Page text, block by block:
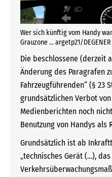
Wer sich künftig vom Handy
Grauzone … argetp21/DEGENER
Die beschlossene (derzeit
Änderung des Paragrafen
Fahrzeugführenden“ (§ 23
grundsätzlichen Verbot
Medienberichten noch
Benutzung von Handys als
Grundsätzlich ist ab
„technisches Gerät (…),